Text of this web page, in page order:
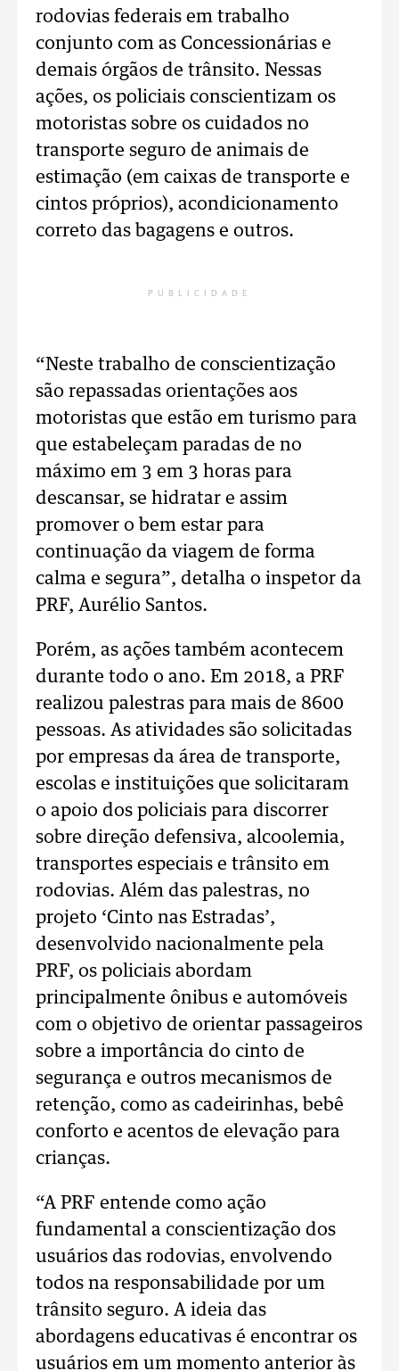
rodovias federais em trabalho
conjunto com as Concessionárias e
demais órgãos de trânsito. Nessas
ações, os policiais conscientizam os
motoristas sobre os cuidados no
transporte seguro de animais de
estimação (em caixas de transporte e
cintos próprios), acondicionamento
correto das bagagens e outros.
PUBLICIDADE
“Neste trabalho de conscientização
são repassadas orientações aos
motoristas que estão em turismo para
que estabeleçam paradas de no
máximo em 3 em 3 horas para
descansar, se hidratar e assim
promover o bem estar para
continuação da viagem de forma
calma e segura”, detalha o inspetor da
PRF, Aurélio Santos.
Porém, as ações também acontecem
durante todo o ano. Em 2018, a PRF
realizou palestras para mais de 8600
pessoas. As atividades são solicitadas
por empresas da área de transporte,
escolas e instituições que solicitaram
o apoio dos policiais para discorrer
sobre direção defensiva, alcoolemia,
transportes especiais e trânsito em
rodovias. Além das palestras, no
projeto ‘Cinto nas Estradas’,
desenvolvido nacionalmente pela
PRF, os policiais abordam
principalmente ônibus e automóveis
com o objetivo de orientar passageiros
sobre a importância do cinto de
segurança e outros mecanismos de
retenção, como as cadeirinhas, bebê
conforto e acentos de elevação para
crianças.
“A PRF entende como ação
fundamental a conscientização dos
usuários das rodovias, envolvendo
todos na responsabilidade por um
trânsito seguro. A ideia das
abordagens educativas é encontrar os
usuários em um momento anterior às